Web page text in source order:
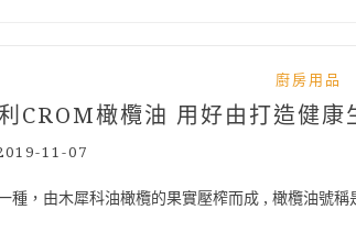
廚房用品
CROM橄欖油 用好由打造健康
11-07
種，由木犀科油橄欖的果實壓榨而成 , 橄欖油號